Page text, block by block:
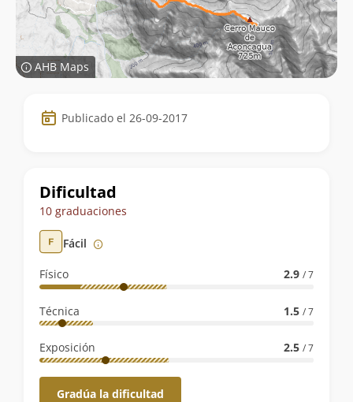
AHB Maps
Datos
de
ruta
Publicado el 26-09-2017
Dificultad
10 graduaciones
Fácil
Físico 2.9 / 7
Técnica 1.5 / 7
Exposición 2.5 / 7
Gradúa la dificultad